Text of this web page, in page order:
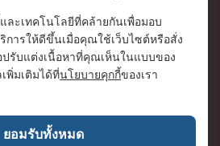
ข่าวประชาสัมพันธ์ / Press
Centre
วิธีการชำระเงิน /
อาชีพที่ RS / Careers
ละเทคโนโลยีที่คล้ายกันเพื่อมอบ
ารให้ดีขึ้นเมื่อคุณใช้เว็บไซต์หรือสั่ง
ปรับแต่งเนื้อหาที่คุณเห็นในแบบของ
มเติมได้ที่นโยบายคุกกี้ของเรา
ยอมรับทั้งหมด